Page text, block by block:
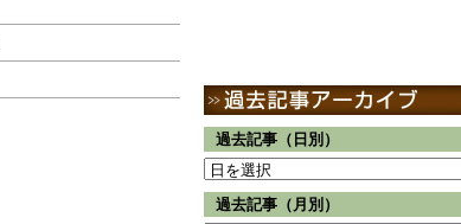
過去記事（日別）
過去記事（月別）